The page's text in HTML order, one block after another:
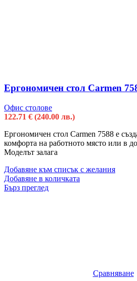
Ергономичен стол Carmen
Офис столове
122.71 € (240.00 лв.)
Ергономичен стол Carmen 7588 е
комфорта на работното място или в
Моделът залага
Добавяне към списък с желания
Добавяне в количката
Бърз преглед
Сравняване